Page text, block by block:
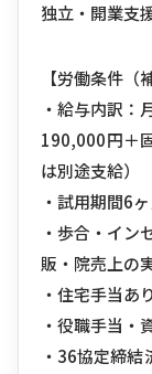
独立・開業支
【労働条件（
・給与内訳
190,000円＋
は別途支給）
・試用期間6
・歩合・イン
販・院売上の
・住宅手当あ
・役職手当・
・36協定締